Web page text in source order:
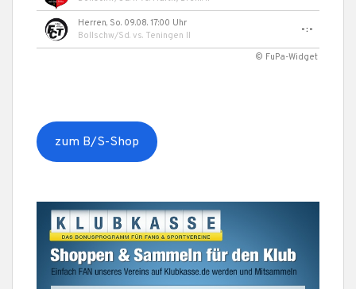
Herren, So. 09.08. 17:00 Uhr
Bollschw/Sd. vs. Teningen II
-:-
© FuPa-Widget
zum B/S-Shop